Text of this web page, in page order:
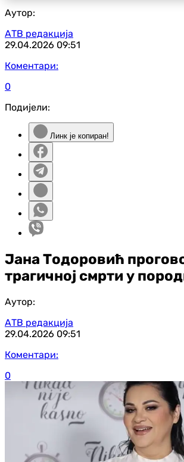
Аутор:
АТВ редакција
29.04.2026 09:51
Коментари:
0
Подијели:
Линк је копиран!
Јана Тодоровић
трагичној смрти у
Аутор:
АТВ редакција
29.04.2026 09:51
Коментари:
0